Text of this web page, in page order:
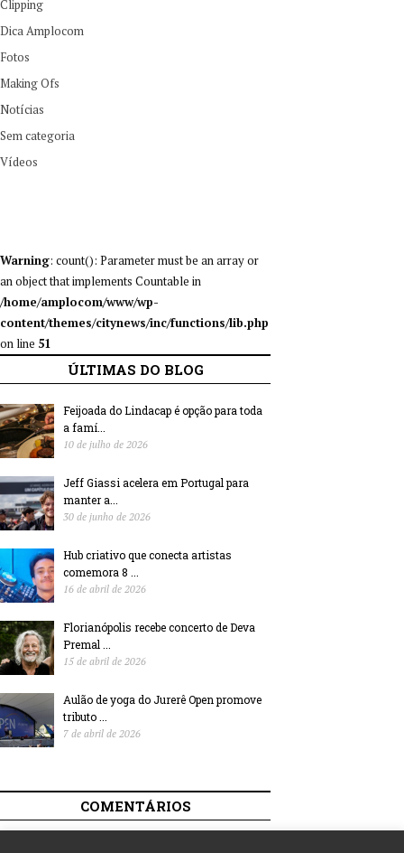
Clipping
Dica Amplocom
Fotos
Making Ofs
Notícias
Sem categoria
Vídeos
Warning: count(): Parameter must be an array or
an object that implements Countable in
/home/amplocom/www/wp-
content/themes/citynews/inc/functions/lib.php
on line 51
ÚLTIMAS DO BLOG
Feijoada do Lindacap é opção para toda
a famí...
10 de julho de 2026
Jeff Giassi acelera em Portugal para
manter a...
30 de junho de 2026
Hub criativo que conecta artistas
comemora 8 ...
16 de abril de 2026
Florianópolis recebe concerto de Deva
Premal ...
15 de abril de 2026
Aulão de yoga do Jurerê Open promove
tributo ...
7 de abril de 2026
COMENTÁRIOS